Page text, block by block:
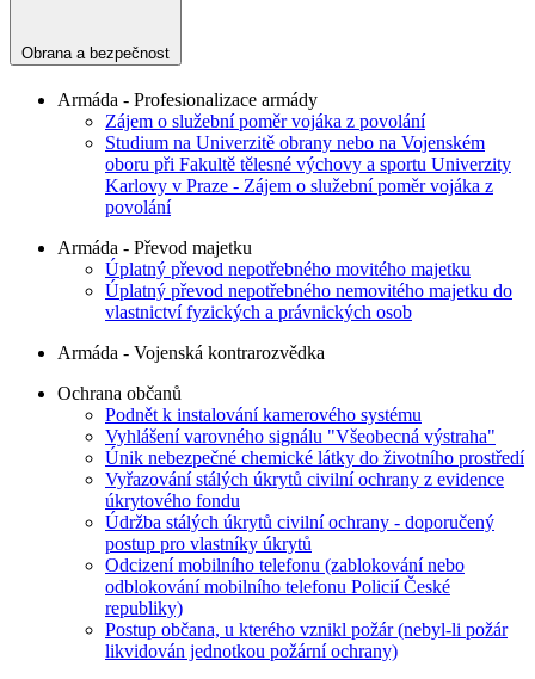
Obrana a bezpečnost
Armáda - Profesionalizace armády
Zájem o služební poměr vojáka z povolání
Studium na Univerzitě obrany nebo na Vojenském
oboru při Fakultě tělesné výchovy a sportu Univerzity
Karlovy v Praze - Zájem o služební poměr vojáka z
povolání
Armáda - Převod majetku
Úplatný převod nepotřebného movitého majetku
Úplatný převod nepotřebného nemovitého majetku do
vlastnictví fyzických a právnických osob
Armáda - Vojenská kontrarozvědka
Ochrana občanů
Podnět k instalování kamerového systému
Vyhlášení varovného signálu "Všeobecná výstraha"
Únik nebezpečné chemické látky do životního prostředí
Vyřazování stálých úkrytů civilní ochrany z evidence
úkrytového fondu
Údržba stálých úkrytů civilní ochrany - doporučený
postup pro vlastníky úkrytů
Odcizení mobilního telefonu (zablokování nebo
odblokování mobilního telefonu Policií České
republiky)
Postup občana, u kterého vznikl požár (nebyl-li požár
likvidován jednotkou požární ochrany)